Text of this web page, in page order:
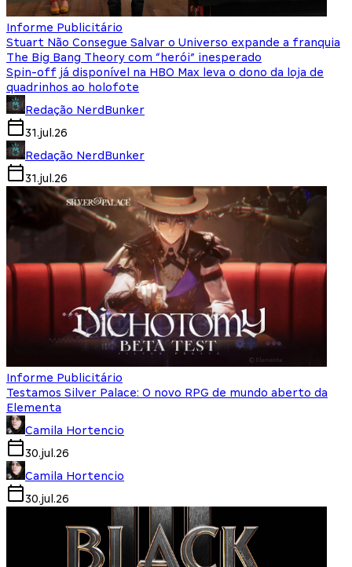
Informe Publicitário
Stuart Não Consegue Salvar o Universo expande a franquia
The Big Bang Theory com “herói” inesperado
Spin-off já disponível na HBO Max leva o dono da loja de
quadrinhos ao holofote
Redação NerdBunker
31.jul.26
Redação NerdBunker
31.jul.26
Informe Publicitário
Testamos Silver Palace: O novo RPG de mundo aberto da
Elementa
Camila Hortencio
30.jul.26
Camila Hortencio
30.jul.26